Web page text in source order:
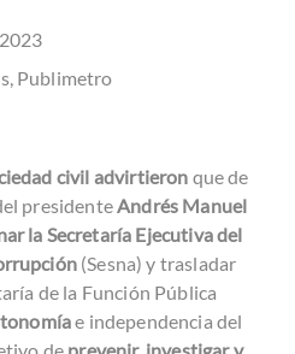
Publimetro
civil advirtieron que de
presidenteAndrés Manuel
la Secretaría Ejecutiva del
(Sesna) y trasladar
de la Función Pública
e independencia del